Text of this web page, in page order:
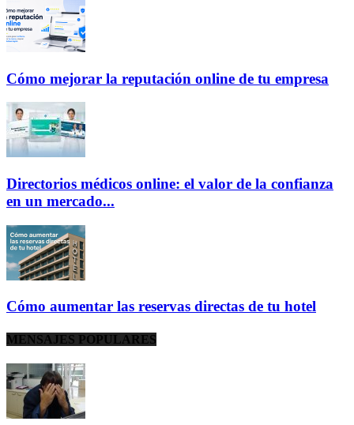
Cómo mejorar la reputación online de tu empresa
Directorios médicos online: el valor de la confianza
en un mercado...
Cómo aumentar las reservas directas de tu hotel
MENSAJES POPULARES